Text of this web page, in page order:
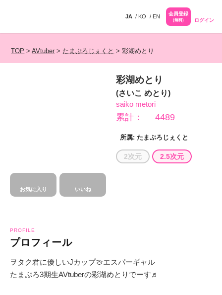
JA KO EN 会員登録
(無料) ログイン
TOP >AVtuber > たまぷろじぇくと >彩湖めとり
お気に入り いいね
彩湖めとり
(さいこ めとり)
saiko metori
累計： 4489
所属: たまぷろじぇくと
2次元 2.5次元
PROFILE
プロフィール
ヲタク君に優しいJカップ🍈エスパーギャル
たまぷろ3期生AVtuberの彩湖めとりでーす♬